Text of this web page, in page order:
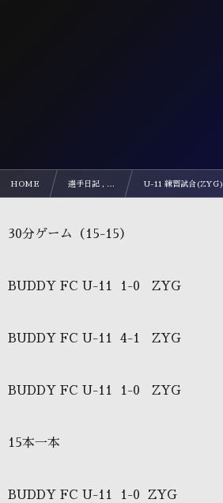
HOME 選手日記 , … U-11 練習試合(ZYG)
30分ゲーム（15-15）
BUDDY FC U-11 1-0 ZYG
BUDDY FC U-11 4-1 ZYG
BUDDY FC U-11 1-0 ZYG
15本一本
BUDDY FC U-11 1-0 ZYG